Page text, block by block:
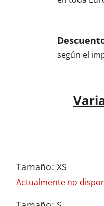
según el
Tamaño: XS
Actualmente no